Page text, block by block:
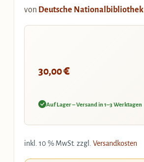
von Deutsche Nationalbibliothek
30,00€
Auf Lager – Versand in 1–3 Werktagen
inkl. 10 % MwSt. zzgl. Versandkosten